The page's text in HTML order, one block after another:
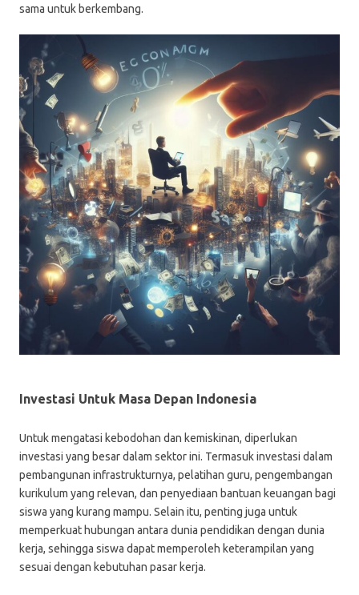
sama untuk berkembang.
Investasi Untuk Masa Depan Indonesia
Untuk mengatasi kebodohan dan kemiskinan, diperlukan
investasi yang besar dalam sektor ini. Termasuk investasi dalam
pembangunan infrastrukturnya, pelatihan guru, pengembangan
kurikulum yang relevan, dan penyediaan bantuan keuangan bagi
siswa yang kurang mampu. Selain itu, penting juga untuk
memperkuat hubungan antara dunia pendidikan dengan dunia
kerja, sehingga siswa dapat memperoleh keterampilan yang
sesuai dengan kebutuhan pasar kerja.